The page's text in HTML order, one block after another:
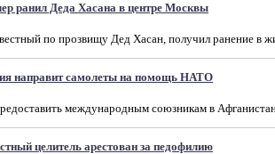
ранил Деда Хасана в центре Москвы
по прозвищу Дед Хасан, получил ранение в
направит самолеты на помощь НАТО
международным союзникам в
целитель арестован за педофилию